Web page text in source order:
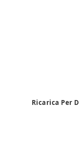
Ricarica Per